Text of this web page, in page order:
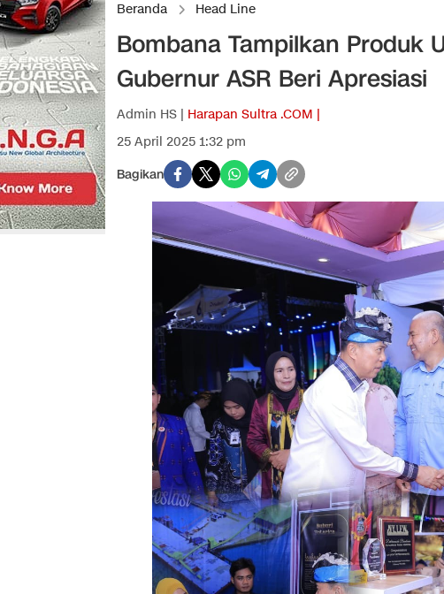
Beranda Head Line
Bombana Tampilkan Produk
Gubernur ASR Beri Apresiasi
Admin HS | Harapan Sultra .COM |
25 April 2025 1:32 pm
Bagikan